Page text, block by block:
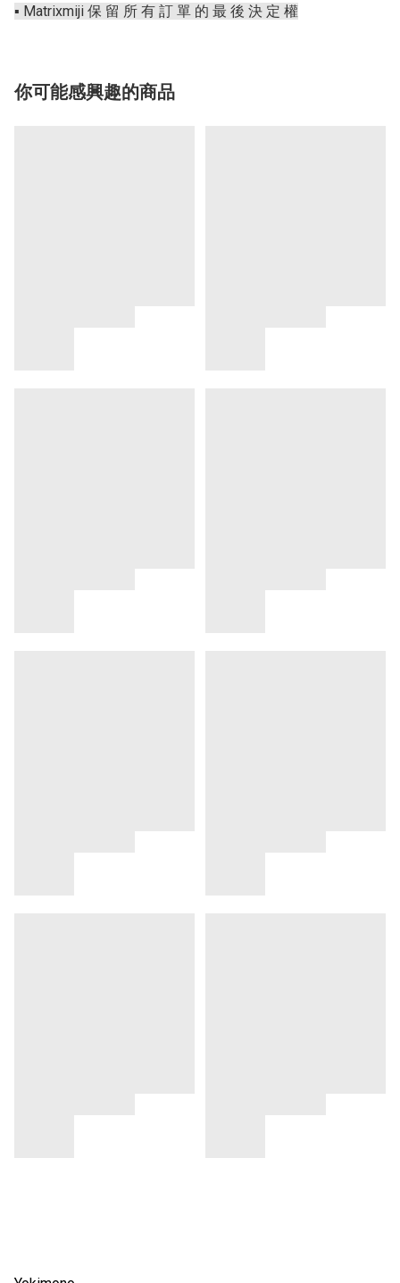
▪️ Matrixmiji 保 留 所 有 訂 單 的 最 後 決 定 權
你可能感興趣的商品